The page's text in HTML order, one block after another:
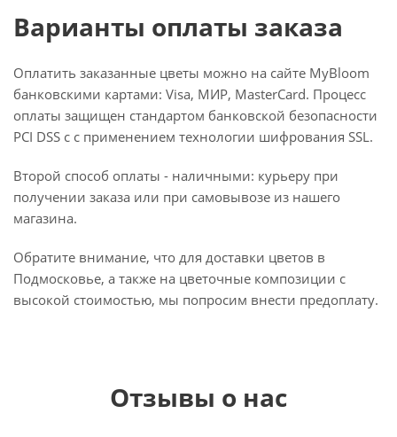
Варианты оплаты заказа
Оплатить заказанные цветы можно на сайте MyBloom
банковскими картами: Visa, МИР, MasterCard. Процесс
оплаты защищен стандартом банковской безопасности
PCI DSS с с применением технологии шифрования SSL.
Второй способ оплаты - наличными: курьеру при
получении заказа или при самовывозе из нашего
магазина.
Обратите внимание, что для доставки цветов в
Подмосковье, а также на цветочные композиции с
высокой стоимостью, мы попросим внести предоплату.
Отзывы о нас